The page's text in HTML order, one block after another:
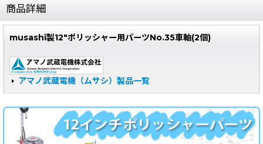
商品詳細
musashi製12"ポリッシャー用パーツNo.35車軸(2個)
アマノ武蔵電機（ムサシ）製品一覧